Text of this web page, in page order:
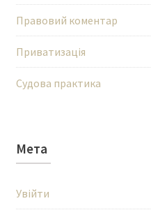
Правовий коментар
Приватизація
Судова практика
Мета
Увійти